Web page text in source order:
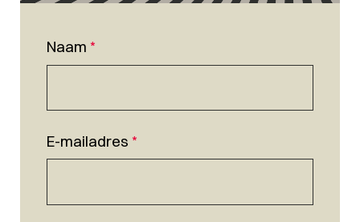
Naam *
E-mailadres *